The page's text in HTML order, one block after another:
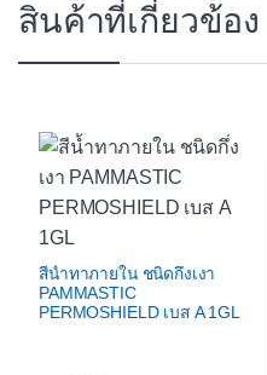
สินค้าที่เกี่ยวข้อง
สีน้ำทาภายใน ชนิดกึ่งเงา
PAMMASTIC
PERMOSHIELD เบส A 1GL